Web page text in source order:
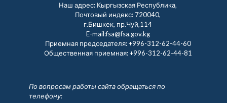
Наш адрес: Кыргызская Республика,
Почтовый индекс: 720040,
г.Бишкек, пр.Чуй,114
E-mail:fsa@fsa.gov.kg
Приемная председателя:+996-312-62-44-60
Общественная приемная:+996-312-62-44-81
По вопросам работы сайта обращаться по
телефону: